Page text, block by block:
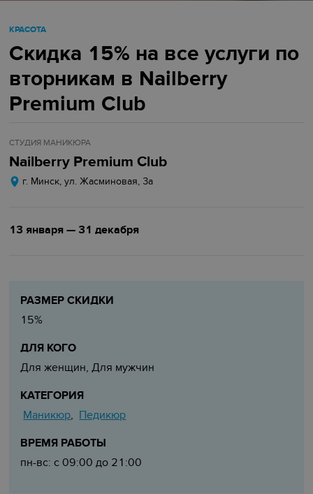
КРАСОТА
Скидка 15% на все услуги по
вторникам в Nailberry
Premium Club
СТУДИЯ МАНИКЮРА
Nailberry Premium Club
г. Минск, ул. Жасминовая, 3а
13 января — 31 декабря
РАЗМЕР СКИДКИ
15%
ДЛЯ КОГО
Для женщин, Для мужчин
КАТЕГОРИЯ
Маникюр, Педикюр
ВРЕМЯ РАБОТЫ
пн-вс: с 09:00 до 21:00